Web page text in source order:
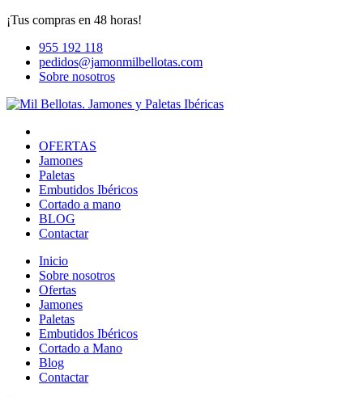
¡Tus compras en 48 horas!
955 192 118
pedidos@jamonmilbellotas.com
Sobre nosotros
OFERTAS
Jamones
Paletas
Embutidos Ibéricos
Cortado a mano
BLOG
Contactar
Inicio
Sobre nosotros
Ofertas
Jamones
Paletas
Embutidos Ibéricos
Cortado a Mano
Blog
Contactar